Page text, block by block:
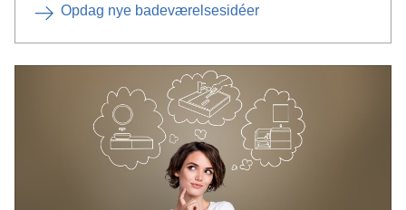
Opdag nye badeværelsesidéer